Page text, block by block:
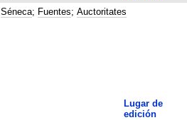
Séneca; Fuentes; Auctoritates
Lugar de
edición